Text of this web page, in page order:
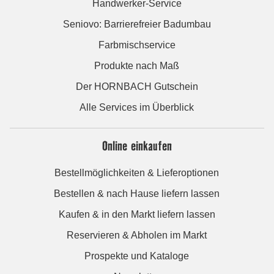
Handwerker-Service
Seniovo: Barrierefreier Badumbau
Farbmischservice
Produkte nach Maß
Der HORNBACH Gutschein
Alle Services im Überblick
Online einkaufen
Bestellmöglichkeiten & Lieferoptionen
Bestellen & nach Hause liefern lassen
Kaufen & in den Markt liefern lassen
Reservieren & Abholen im Markt
Prospekte und Kataloge